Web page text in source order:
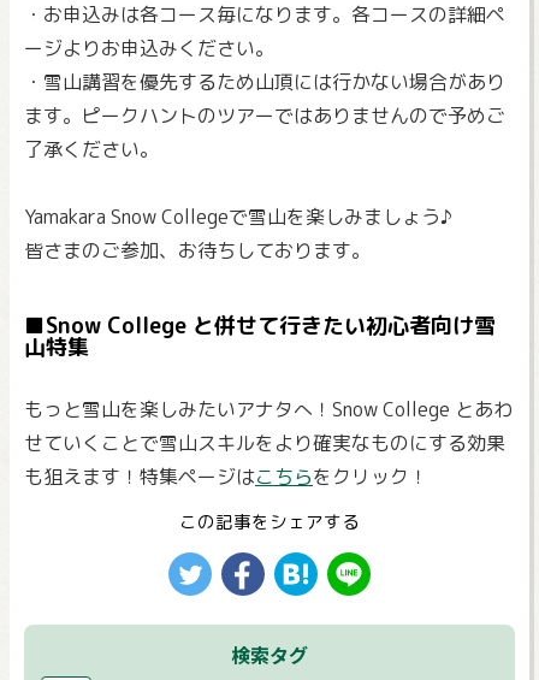
・お申込みは各コース毎になります。各コースの詳細ペ
ージよりお申込みください。
・雪山講習を優先するため山頂には行かない場合があり
ます。ピークハントのツアーではありませんので予めご
了承ください。
Yamakara Snow Collegeで雪山を楽しみましょう♪
皆さまのご参加、お待ちしております。
■Snow College と併せて行きたい初心者向け雪
山特集
もっと雪山を楽しみたいアナタへ！Snow College とあわ
せていくことで雪山スキルをより確実なものにする効果
も狙えます！特集ページはこちらをクリック！
この記事をシェアする
検索タグ